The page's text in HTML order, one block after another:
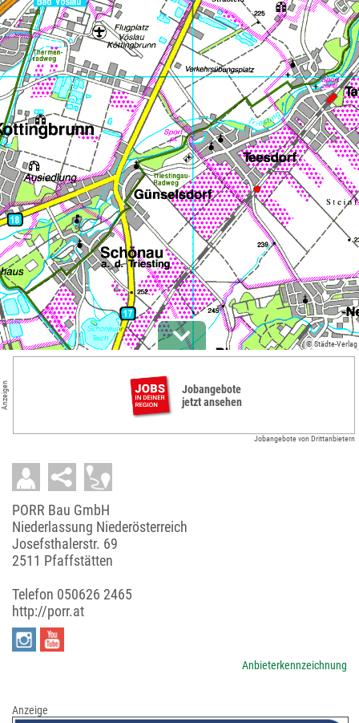
© Städte-Verlag
Anzeigen
Jobangebote
jetzt ansehen
Jobangebote von Drittanbietern
PORR Bau GmbH
Niederlassung Niederösterreich
Josefsthalerstr. 69
2511 Pfaffstätten
Telefon 050626 2465
http://porr.at
Anbieterkennzeichnung
Anzeige